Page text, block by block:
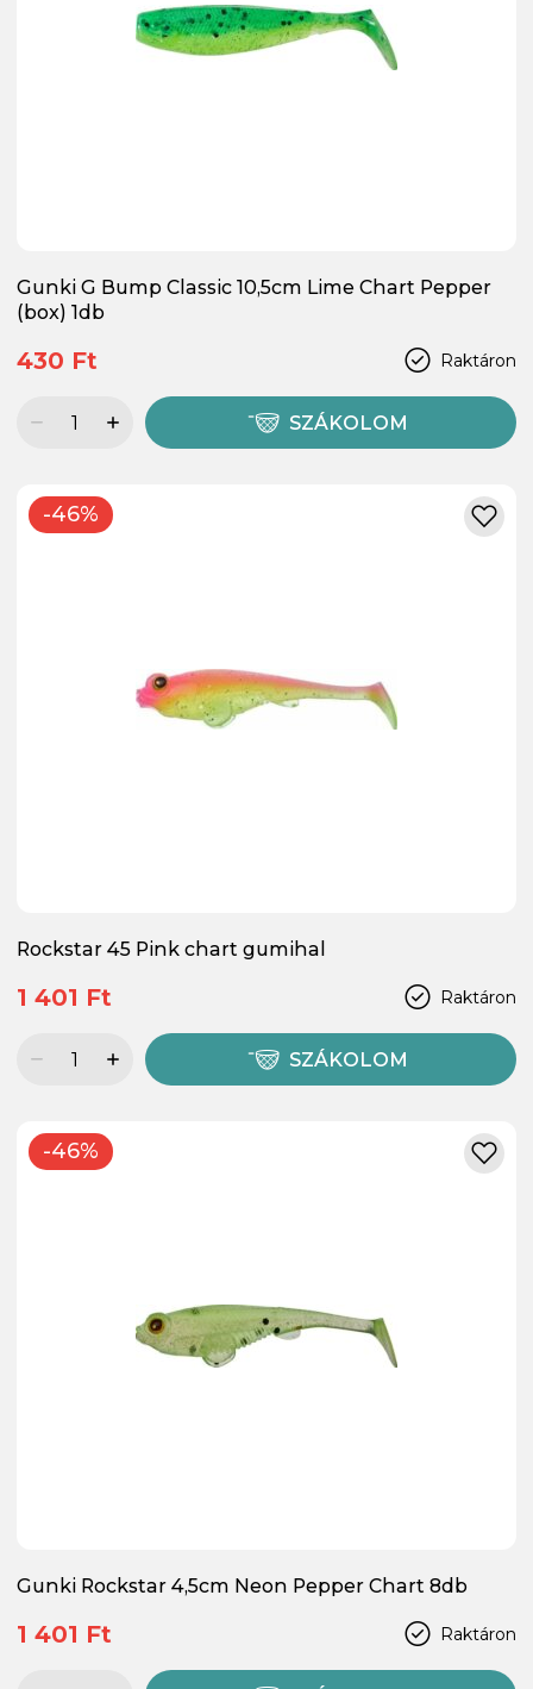
Gunki G Bump Classic 10,5cm Lime Chart Pepper
(box) 1db
Raktáron
430 Ft
SZÁKOLOM
-46%
Rockstar 45 Pink chart gumihal
Raktáron
1 401 Ft
SZÁKOLOM
-46%
Gunki Rockstar 4,5cm Neon Pepper Chart 8db
Raktáron
1 401 Ft